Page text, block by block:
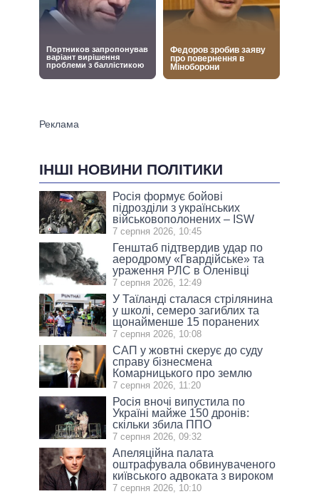
ІНШІ НОВИНИ ПОЛІТИКИ
Росія формує бойові
підрозділи з українських
військовополонених – ISW
7 серпня 2026, 10:45
Генштаб підтвердив удар по
аеродрому «Гвардійське» та
ураження РЛС в Оленівці
7 серпня 2026, 12:49
У Таїланді сталася стрілянина
у школі, семеро загиблих та
щонайменше 15 поранених
7 серпня 2026, 10:08
САП у жовтні скерує до суду
справу бізнесмена
Комарницького про землю
7 серпня 2026, 11:20
Росія вночі випустила по
Україні майже 150 дронів:
скільки збила ППО
7 серпня 2026, 09:32
Апеляційна палата
оштрафувала обвинуваченого
київського адвоката з вироком
7 серпня 2026, 10:10